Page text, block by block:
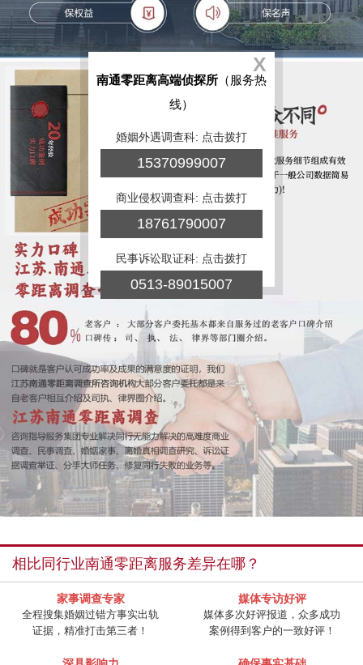
相比同行业南通零距离服务差异在哪？
家事调查专家
全程搜集婚姻过错方事实出轨
证据，精准打击第三者！
媒体专访好评
媒体多次好评报道，众多成功
案例得到客户的一致好评！
X
南通零距离高端侦探所 （服务热
线）
婚姻外遇调查科: 点击拨打
15370999007
商业侵权调查科: 点击拨打
18761790007
民事诉讼取证科: 点击拨打
0513-89015007